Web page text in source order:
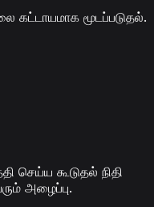
கட்டாயமாக மூடப்படுதல்.
செய்ய கூடுதல் நிதி
அழைப்பு.